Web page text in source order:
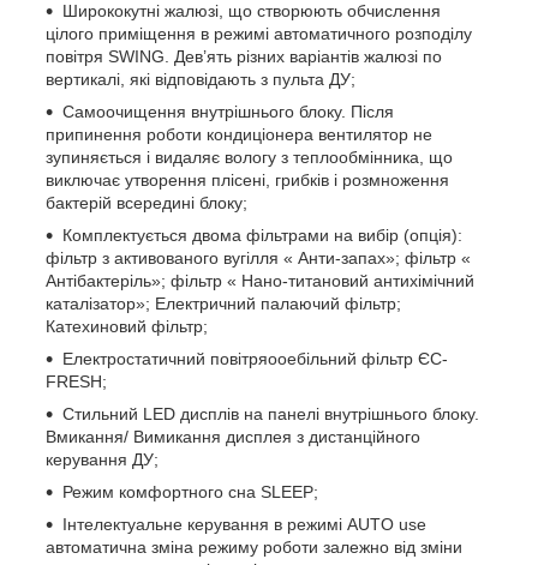
Ширококутні жалюзі, що створюють обчислення
цілого приміщення в режимі автоматичного розподілу
повітря SWING. Дев’ять різних варіантів жалюзі по
вертикалі, які відповідають з пульта ДУ;
Самоочищення внутрішнього блоку. Після
припинення роботи кондиціонера вентилятор не
зупиняється і видаляє вологу з теплообмінника, що
виключає утворення плісені, грибків і розмноження
бактерій всередині блоку;
Комплектується двома фільтрами на вибір (опція):
фільтр з активованого вугілля « Анти-запах»; фільтр «
Антібактеріль»; фільтр « Нано-титановий антихімічний
каталізатор»; Електричний палаючий фільтр;
Катехиновий фільтр;
Електростатичний повітряооебільний фільтр ЄС-
FRESH;
Стильний LED дисплів на панелі внутрішнього блоку.
Вмикання/ Вимикання дисплея з дистанційного
керування ДУ;
Режим комфортного сна SLЕЕР;
Інтелектуальне керування в режимі AUTO use
автоматична зміна режиму роботи залежно від зміни